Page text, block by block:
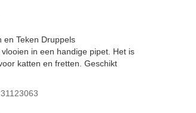
en Teken Druppels
in een handige pipet. Het is
katten en fretten. Geschikt